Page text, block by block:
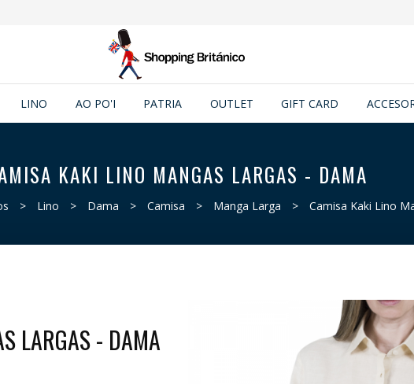
LINO AO PO'I PATRIA OUTLET GIFT CARD
KAKI LINO MANGAS LARGAS - DAMA
> Lino > Dama > Camisa > Manga Larga > Camisa Kaki Lino
LARGAS - DAMA